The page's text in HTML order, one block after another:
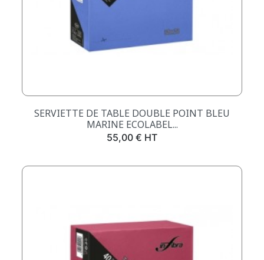
SERVIETTE DE TABLE DOUBLE POINT BLEU
MARINE ECOLABEL...
Prix
55,00 € HT